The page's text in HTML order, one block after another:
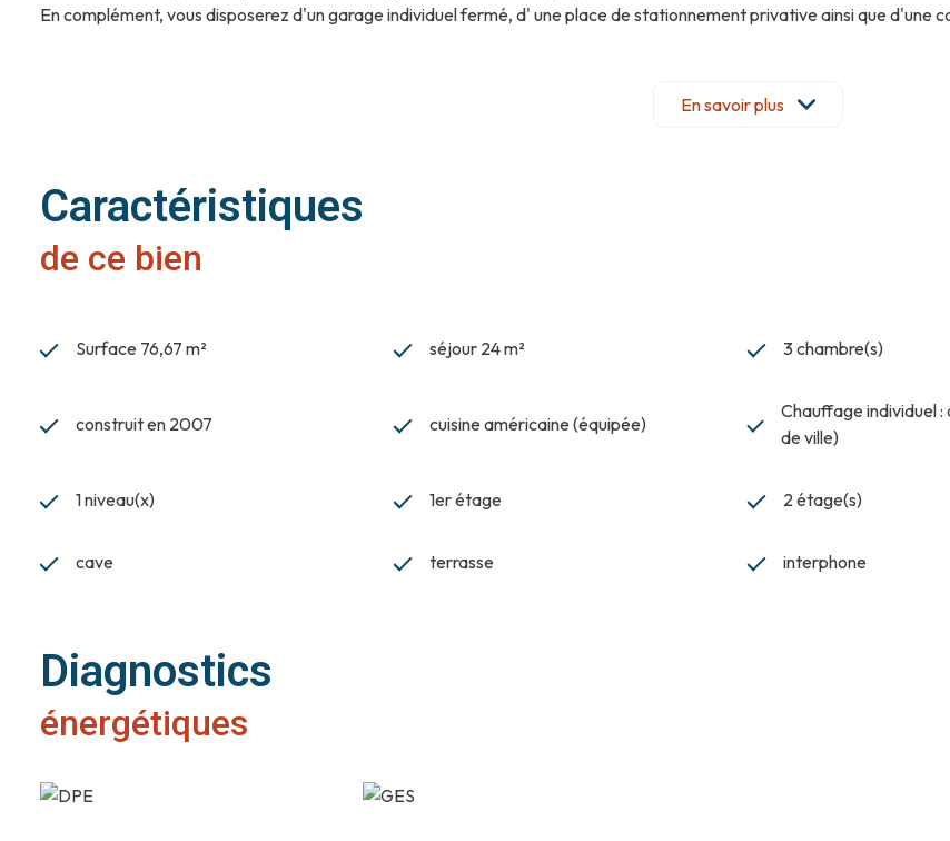
En complément, vous disposerez d'un garage individuel fermé, d' une place de stationnement privative ainsi que d'une
En savoir plus
Caractéristiques
de ce bien
Surface 76,67 m² séjour 24 m² 3 chambre(s)
construit en 2007 cuisine américaine (équipée)
Chauffage individuel :
de ville)
1 niveau(x) 1er étage 2 étage(s)
cave terrasse interphone
Diagnostics
énergétiques